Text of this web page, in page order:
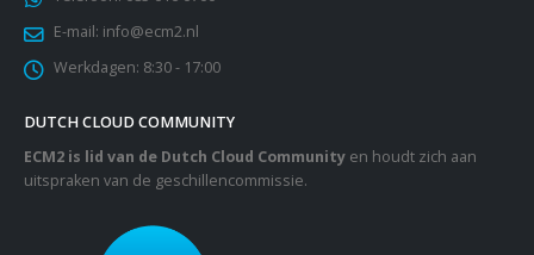
E-mail: info@ecm2.nl
Werkdagen: 8:30 - 17:00
DUTCH CLOUD COMMUNITY
ECM2 is lid van de Dutch Cloud Community en houdt zich aan
uitspraken van de geschillencommissie.